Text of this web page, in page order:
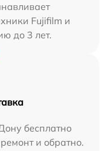
Fujifilm и
до 3 лет.
бесплатно
и обратно.